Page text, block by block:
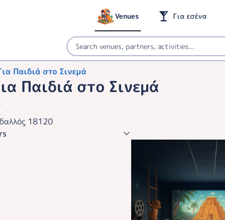
Venues Για εσένα
Παιδιά στο Σινεμά
Παιδιά στο Σινεμά
18120